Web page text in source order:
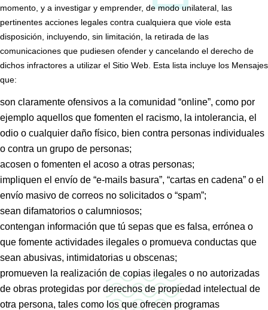
momento, y a investigar y emprender, de modo unilateral, las
pertinentes acciones legales contra cualquiera que viole esta
disposición, incluyendo, sin limitación, la retirada de las
comunicaciones que pudiesen ofender y cancelando el derecho de
dichos infractores a utilizar el Sitio Web. Esta lista incluye los Mensajes
que:
son claramente ofensivos a la comunidad “online”, como por
ejemplo aquellos que fomenten el racismo, la intolerancia, el
odio o cualquier daño físico, bien contra personas individuales
o contra un grupo de personas;
acosen o fomenten el acoso a otras personas;
impliquen el envío de “e-mails basura”, “cartas en cadena” o el
envío masivo de correos no solicitados o “spam”;
sean difamatorios o calumniosos;
contengan información que tú sepas que es falsa, errónea o
que fomente actividades ilegales o promueva conductas que
sean abusivas, intimidatorias u obscenas;
promueven la realización de copias ilegales o no autorizadas
de obras protegidas por derechos de propiedad intelectual de
otra persona, tales como los que ofrecen programas